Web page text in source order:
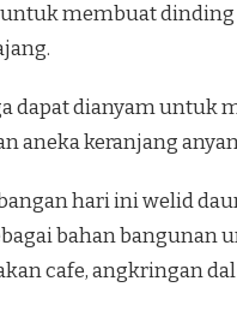
untuk membuat
dapat dianyam untuk
aneka keranjang
hari ini welid
bahan bangunan
cafe, angkringan